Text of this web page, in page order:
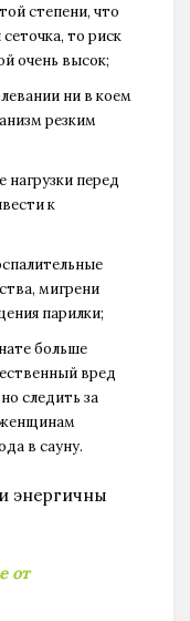
степени, что
то риск
очень высок;
ни в коем
резким
перед
к
мигрени
парилки;
больше
вред
следить за
в сауну.
энергичны
от